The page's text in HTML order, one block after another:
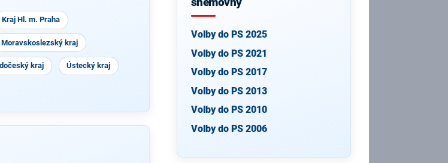
Kraj Hl. m. Praha
Moravskoslezský kraj
kraj Ústecký kraj
Volby do PS 2025
Volby do PS 2021
Volby do PS 2017
Volby do PS 2013
Volby do PS 2010
Volby do PS 2006